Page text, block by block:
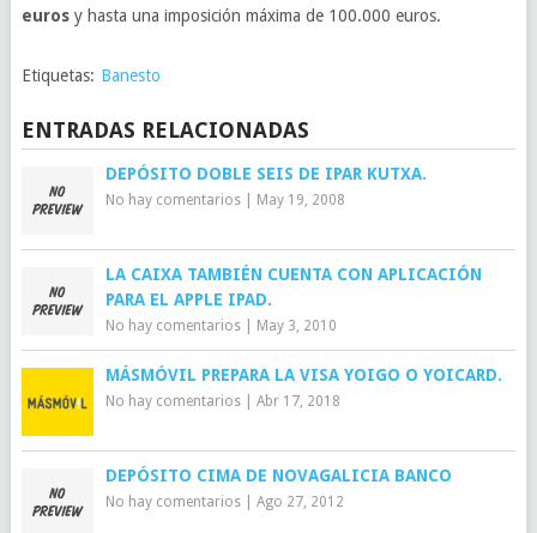
eurosy hasta una imposición máxima de 100.000 euros.
Etiquetas: Banesto
ENTRADAS RELACIONADAS
DEPÓSITO DOBLE SEIS DE IPAR KUTXA.
No hay comentarios| May 19, 2008
LA CAIXA TAMBIÉN CUENTA CON APLICACIÓN
PARA EL APPLE IPAD.
No hay comentarios| May 3, 2010
MÁSMÓVIL PREPARA LA VISA YOIGO O YOICARD.
No hay comentarios| Abr 17, 2018
DEPÓSITO CIMA DE NOVAGALICIA BANCO
No hay comentarios| Ago 27, 2012